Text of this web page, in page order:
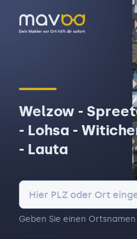
Welzow -
- Lohsa -
- Lauta
Geben Sie einen